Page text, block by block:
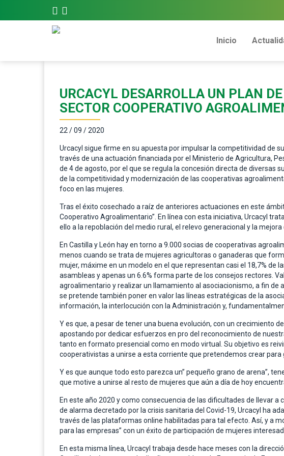
Inicio
URCACYL DESARROLLA UN PLAN
SECTOR COOPERATIVO
22 / 09 / 2020
Urcacyl sigue firme en su apuesta por impulsar la competitividad de
través de una actuación financiada por el Ministerio de Agricultura,
de 4 de agosto, por el que se regula la concesión directa de
de la competitividad y modernización de las cooperativas
foco en las mujeres.
Tras el éxito cosechado a raíz de anteriores actuaciones en este
Cooperativo Agroalimentario”. En línea con esta iniciativa, Urcacyl
ello a la repoblación del medio rural, el relevo generacional y la
En Castilla y León hay en torno a 9.000 socias de cooperativas
menos cuando se trata de mujeres agricultoras o ganaderas que
mujer, máxime en un modelo en el que representan casi el 18,7% de
asambleas y apenas un 6.6% forma parte de los consejos rectores.
agroalimentario y realizar un llamamiento al asociacionismo, a fin de
se pretende también poner en valor las líneas estratégicas de la
información, la interlocución con la Administración y,
Y es que, a pesar de tener una buena evolución, con un crecimiento
apostando por dedicar esfuerzos en pro del reconocimiento de
tanto en formato presencial como en modo virtual. Su objetivo es
cooperativistas a unirse a esta corriente que pretendemos crear
Y es que aunque todo esto parezca un” pequeño grano de arena”,
que motive a unirse al resto de mujeres que aún a día de hoy
En este año 2020 y como consecuencia de las dificultades de llevar
de alarma decretado por la crisis sanitaria del Covid-19, Urcacyl ha
través de las plataformas online habilitadas para tal efecto. Así, y a
para las empresas” con un éxito de participación de mujeres
En esta misma línea, Urcacyl trabaja desde hace meses con la